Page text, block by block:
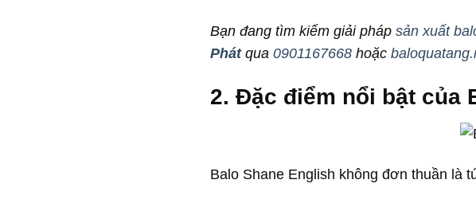
Bạn đang tìm kiếm giải pháp sản xuất
Phátqua 0901167668hoặc
2. Đặc điểm nổi bật của
Balo Shane English không đơn thuần là